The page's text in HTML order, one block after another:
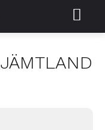
JÄMTLAND